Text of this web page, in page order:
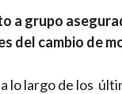
a grupo
del cambio de
lo largo de los